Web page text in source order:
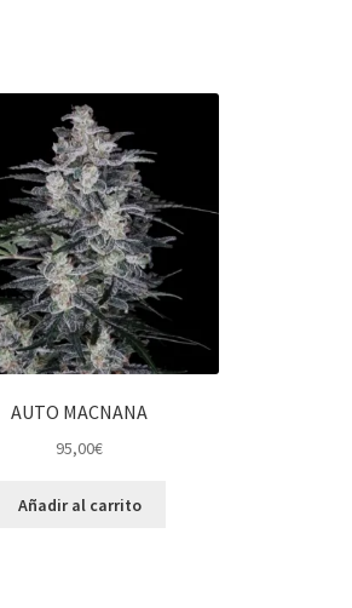
AUTO MACNANA
95,00€
Añadir al carrito